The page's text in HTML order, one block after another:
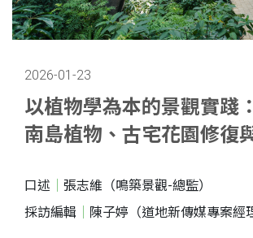
2026-01-23
以植物學為本的景觀實踐
南島植物、古宅花園修復
口述
張志維（鳴築景觀-總監）
採訪編輯
陳子婷（道地新傳媒專案經